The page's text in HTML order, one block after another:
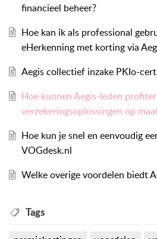
financieel beheer?
Hoe kan ik als professional
eHerkenning met korting via
Aegis collectief inzake PKIo-
Hoe kunnen Aegis-leden
verzekeringsoplossingen op
Hoe kun je snel en eenvoudig
VOGdesk.nl
Welke overige voordelen biedt
Tags